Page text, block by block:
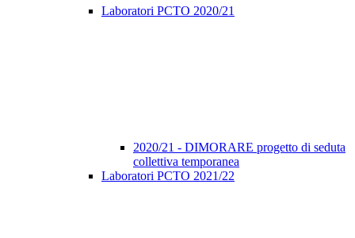
Laboratori PCTO 2020/21
2020/21 - DIMORARE progetto di seduta
collettiva temporanea
Laboratori PCTO 2021/22